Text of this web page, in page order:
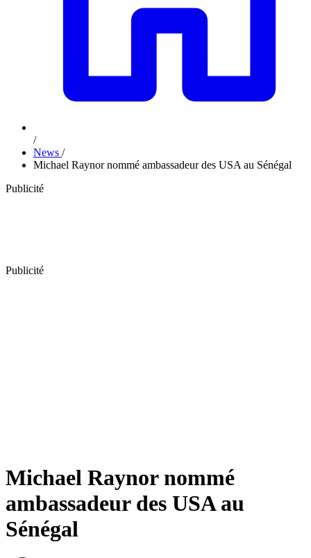
/
News /
Michael Raynor nommé ambassadeur des USA au Sénégal
Publicité
Publicité
Michael Raynor nommé
ambassadeur des USA au
Sénégal